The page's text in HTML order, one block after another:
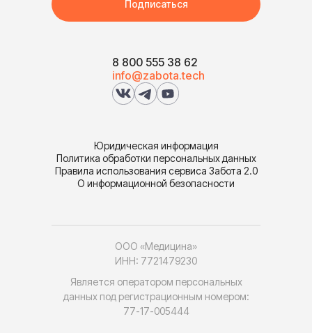
ООО «Медицина»
ИНН: 7721479230
Юридическая информация
Политика обработки персональных данных
Правила использования сервиса Забота 2.0
О информационной безопасности
Является оператором персональных
данных под регистрационным номером:
77-17-005444
8 800 555 38 62
info@zabota.tech
Подписаться